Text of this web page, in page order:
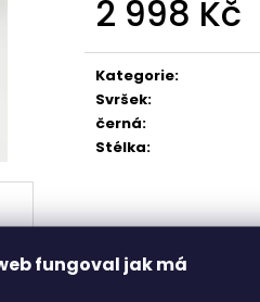
fungoval jak má
2 998 Kč
cena:
Kategorie:
Svršek:
černá:
Stélka:
1 998 Kč